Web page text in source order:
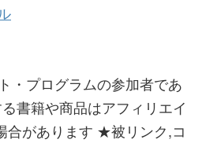
・プログラムの参加者であ
書籍や商品はアフィリエイ
合があります ★被リンク,コ